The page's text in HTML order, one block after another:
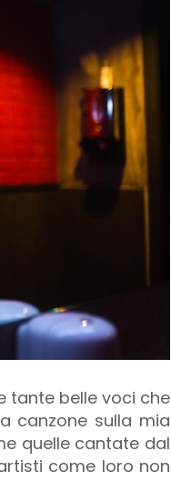
tante belle voci che
canzone sulla mia
quelle cantate dal
come loro non